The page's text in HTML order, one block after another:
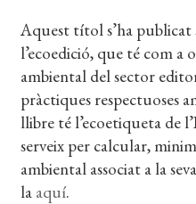
Aquest títol s’ha publicat
l’ecoedició, que té com
ambiental del sector
pràctiques respectuoses
llibre té l’ecoetiqueta de
serveix per calcular,
ambiental associat a la
la aquí.